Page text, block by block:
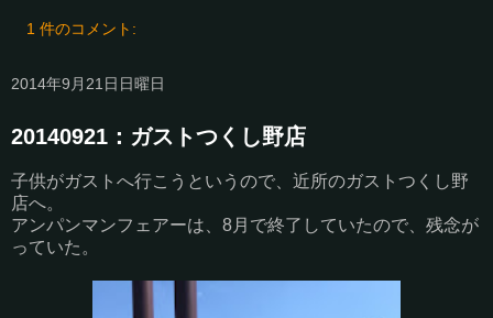
1 件のコメント:
2014年9月21日日曜日
20140921：ガストつくし野店
子供がガストへ行こうというので、近所のガストつくし野
店へ。
アンパンマンフェアーは、8月で終了していたので、残念が
っていた。